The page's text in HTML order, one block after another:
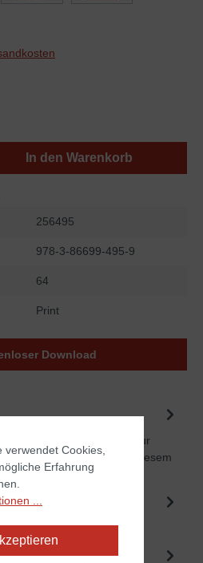
von 4 von 5 Sternen
In den Warenkorb
256495
978-3-86699-495-9
64
Print
Download
haben wir – nur eines – nur
MacDonald stellt in diesem
verfübar...Mehr
verwendet Cookies,
Erfahrung
...